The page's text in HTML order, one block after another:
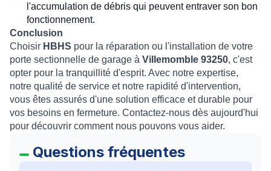
l'accumulation de débris qui peuvent entraver son bon
fonctionnement.
Conclusion
Choisir HBHS pour la réparation ou l'installation de votre
porte sectionnelle de garage à Villemomble 93250, c'est
opter pour la tranquillité d'esprit. Avec notre expertise,
notre qualité de service et notre rapidité d'intervention,
vous êtes assurés d'une solution efficace et durable pour
vos besoins en fermeture. Contactez-nous dès aujourd'hui
pour découvrir comment nous pouvons vous aider.
Questions fréquentes